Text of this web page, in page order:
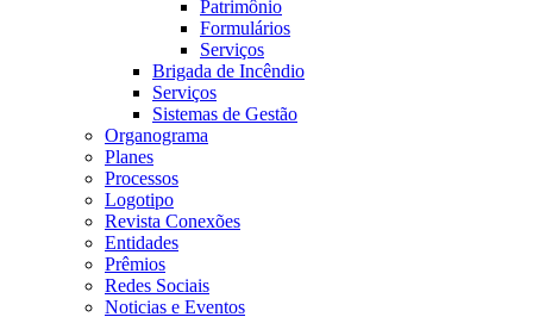
Patrimônio
Formulários
Serviços
Brigada de Incêndio
Serviços
Sistemas de Gestão
Organograma
Planes
Processos
Logotipo
Revista Conexões
Entidades
Prêmios
Redes Sociais
Noticias e Eventos